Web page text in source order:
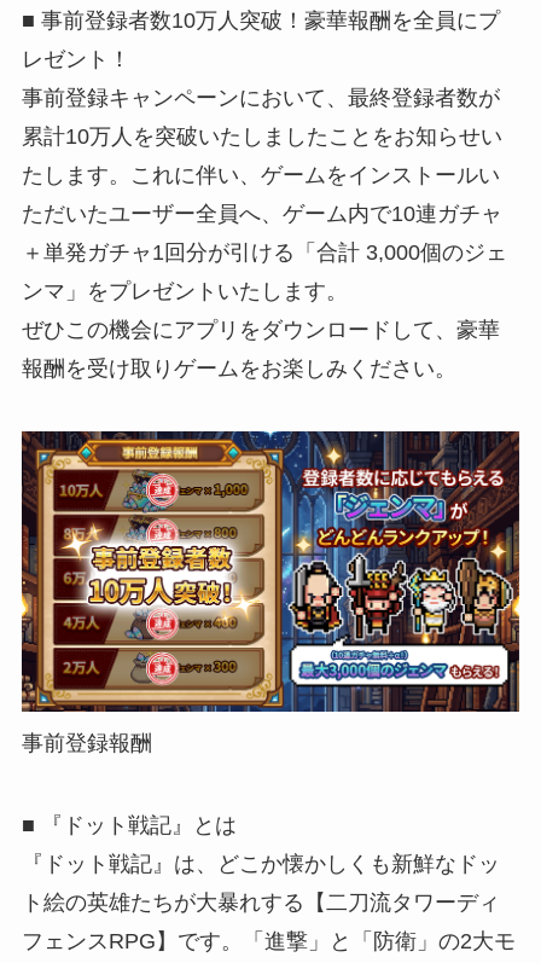
■ 事前登録者数10万人突破！豪華報酬を全員にプ
レゼント！
事前登録キャンペーンにおいて、最終登録者数が
累計10万人を突破いたしましたことをお知らせい
たします。これに伴い、ゲームをインストールい
ただいたユーザー全員へ、ゲーム内で10連ガチャ
＋単発ガチャ1回分が引ける「合計 3,000個のジェ
ンマ」をプレゼントいたします。
ぜひこの機会にアプリをダウンロードして、豪華
報酬を受け取りゲームをお楽しみください。
事前登録報酬
■ 『ドット戦記』とは
『ドット戦記』は、どこか懐かしくも新鮮なドッ
ト絵の英雄たちが大暴れする【二刀流タワーディ
フェンスRPG】です。「進撃」と「防衛」の2大モ